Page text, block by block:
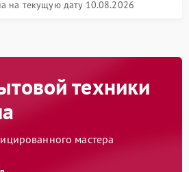
на текущую дату 10.08.2026
техники
мастера